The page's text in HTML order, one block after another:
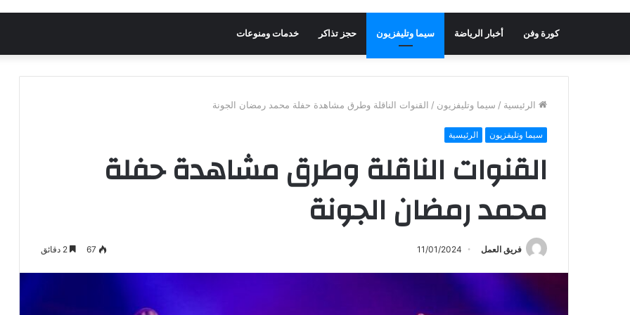
كورة وفن أخبار الرياضة سيما وتليفزيون حجز تذاكر خدمات ومنوعات
الرئيسية / سيما وتليفزيون / القنوات الناقلة وطرق مشاهدة حفلة محمد رمضان الجونة
سيما وتليفزيون الرئيسية
القنوات الناقلة وطرق مشاهدة حفلة
محمد رمضان الجونة
فريق العمل 11/01/2024
67